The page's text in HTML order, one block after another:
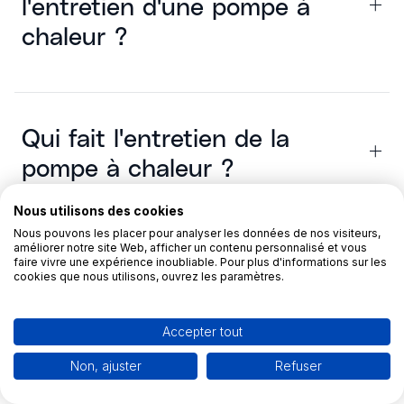
chaleur ?
Qui fait l'entretien de la
pompe à chaleur ?
L'entretien doit être réalisé par un professionnel qualifié
et certifié, garantissant une maintenance conforme aux
normes en vigueur.
Quelle est la durée de vie
La durée de vie moyenne d'une pompe à chaleur est
d'environ 15 à 20 ans, à condition qu'elle soit
régulièrement entretenue par des professionnels.
Nous utilisons des cookies
Nous pouvons les placer pour analyser les données de nos visiteurs,
améliorer notre site Web, afficher un contenu personnalisé et vous
faire vivre une expérience inoubliable. Pour plus d'informations sur les
cookies que nous utilisons, ouvrez les paramètres.
Accepter tout
Non, ajuster Refuser